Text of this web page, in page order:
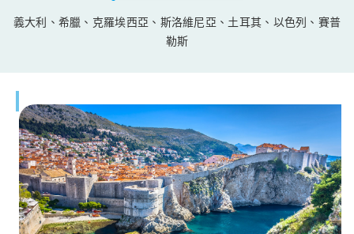
義大利、希臘、克羅埃西亞、斯洛維尼亞、土耳其、以色列、賽普
勒斯